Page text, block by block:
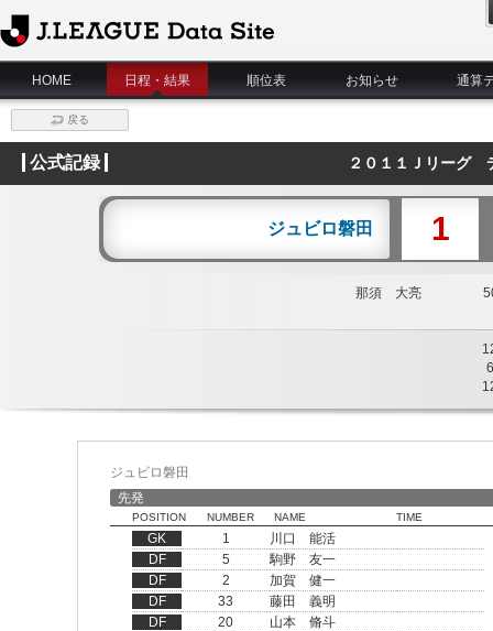
J.League Data Site
HOME
日程・結果 順位表 お知らせ 通算
戻る
公式記録 ２０１１Ｊリーグ
ジュビロ磐田 1
那須 大亮
6
ジュビロ磐田
先発
POSITION NUMBER NAME TIME
GK 1
川口 能活
DF
5
駒野 友一
DF
2
加賀 健一
DF
33
藤田 義明
DF
20
山本 脩斗